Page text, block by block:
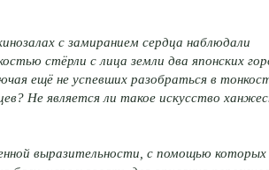
с замиранием сердца наблюдали
стёрли с лица земли два японских
ещё не успевших разобраться в
Не является ли такое искусство
выразительности, с помощью которых